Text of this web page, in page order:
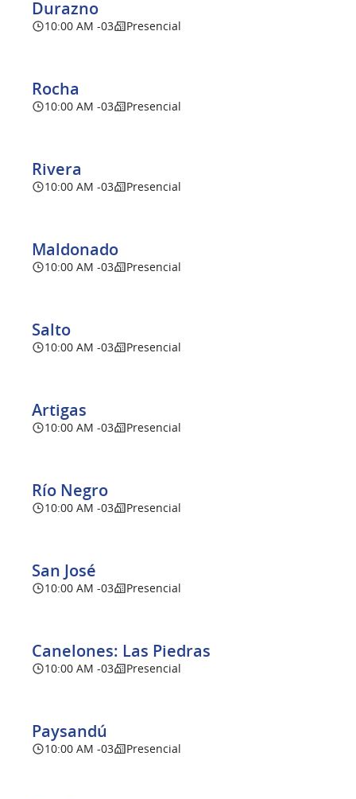
Durazno
10:00 AM -03 Presencial
Rocha
10:00 AM -03 Presencial
Rivera
10:00 AM -03 Presencial
Maldonado
10:00 AM -03 Presencial
Salto
10:00 AM -03 Presencial
Artigas
10:00 AM -03 Presencial
Río Negro
10:00 AM -03 Presencial
San José
10:00 AM -03 Presencial
Canelones: Las Piedras
10:00 AM -03 Presencial
Paysandú
10:00 AM -03 Presencial